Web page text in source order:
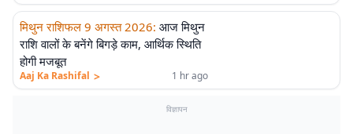
मिथुन राशिफल 9 अगस्त 2026: आज मिथुन
राशि वालों के बनेंगे बिगड़े काम, आर्थिक स्थिति
होगी मजबूत
Aaj Ka Rashifal > 1 hr ago
विज्ञापन